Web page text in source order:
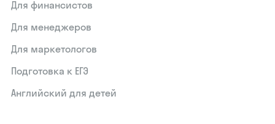
Для финансистов
Для менеджеров
Для маркетологов
Подготовка к ЕГЭ
Английский для детей